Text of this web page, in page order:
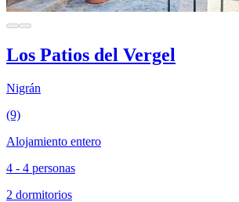
Los Patios del Vergel
Nigrán
(9)
Alojamiento entero
4 - 4 personas
2 dormitorios